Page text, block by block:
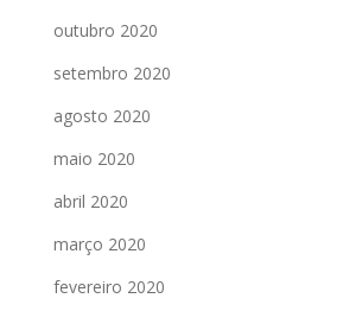
outubro 2020
setembro 2020
agosto 2020
maio 2020
abril 2020
março 2020
fevereiro 2020